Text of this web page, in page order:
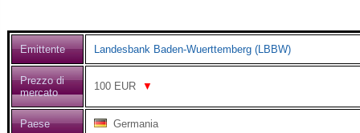
Emittente Landesbank Baden-Wuerttemberg (LBBW)
Prezzo di
mercato
100 EUR ▼
Paese Germania